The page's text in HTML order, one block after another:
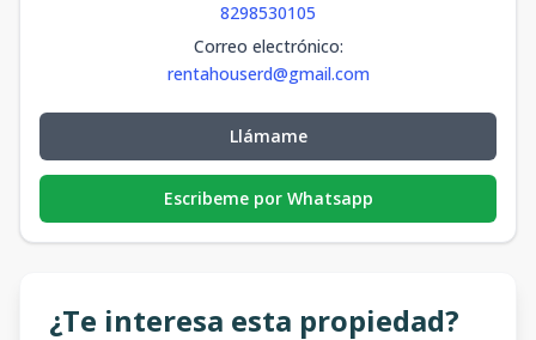
8298530105
Correo electrónico:
rentahouserd@gmail.com
Llámame
Escribeme por Whatsapp
¿Te interesa esta propiedad?